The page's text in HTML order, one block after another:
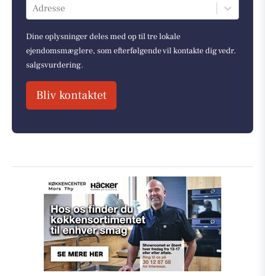
Adresse
Dine oplysninger deles med op til tre lokale
ejendomsmæglere, som efterfølgende vil kontakte dig vedr.
salgsvurdering.
Bliv kontaktet